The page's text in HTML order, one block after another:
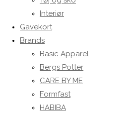
Interiør
Gavekort
Brands
Basic Apparel
Bergs Potter
CARE BY ME
Formfast
HABIBA